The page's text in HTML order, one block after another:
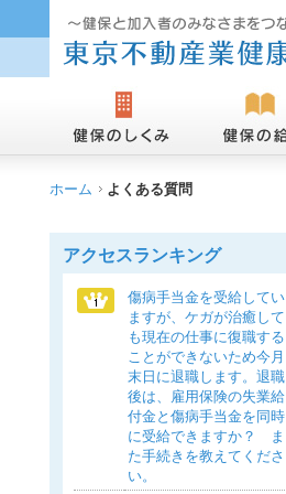
ホーム よくある質問
アクセスランキング
傷病手当金を受給してい
ますが、ケガが治癒して
も現在の仕事に復職する
ことができないため今月
末日に退職します。退職
後は、雇用保険の失業給
付金と傷病手当金を同時
に受給できますか？ ま
た手続きを教えてくださ
い。